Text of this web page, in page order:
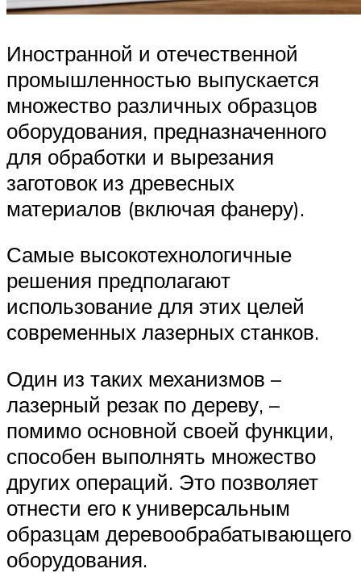
Иностранной и отечественной
промышленностью выпускается
множество различных образцов
оборудования, предназначенного
для обработки и вырезания
заготовок из древесных
материалов (включая фанеру).
Самые высокотехнологичные
решения предполагают
использование для этих целей
современных лазерных станков.
Один из таких механизмов –
лазерный резак по дереву, –
помимо основной своей функции,
способен выполнять множество
других операций. Это позволяет
отнести его к универсальным
образцам деревообрабатывающего
оборудования.